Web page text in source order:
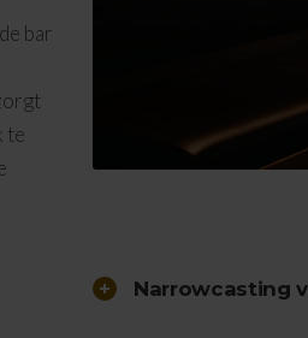
bar
te
Narrowcasting